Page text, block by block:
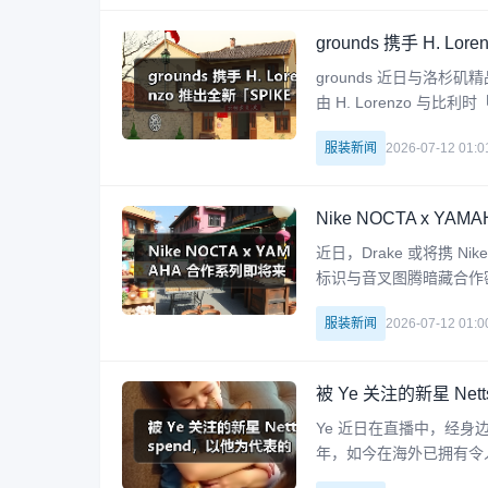
grounds 携手 H.
grounds 近日与洛杉矶
由 H. Lorenzo 与比利时
nck 2020 秋冬系列秀上
服装新闻 2026-07-12
Nike NOCTA x
近日，Drake 或将携
标识与音叉图腾暗藏合
线条解构，打造兼具速
纹
服装新闻 2026-07-12
被 Ye 关注的新星
Ye 近日在直播中，经身
年，如今在海外已拥有
为「新一代青少年之王